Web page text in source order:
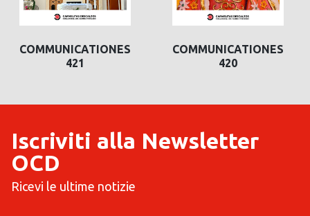
COMMUNICATIONES
421
COMMUNICATIONES
420
Iscriviti alla Newsletter
OCD
Ricevi le ultime notizie